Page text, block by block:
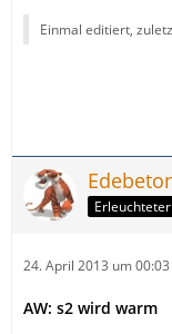
Einmal editiert,
Erleuchteter
24. April 2013 um 00:03
AW: s2 wird warm